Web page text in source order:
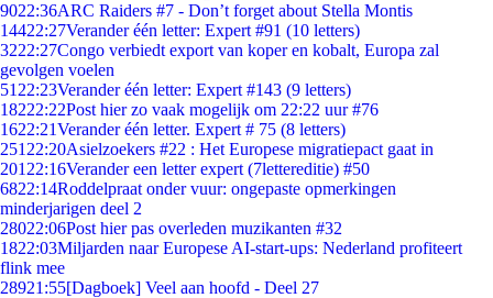
9022:36ARC Raiders #7 - Don’t forget about Stella Montis
14422:27Verander één letter: Expert #91 (10 letters)
3222:27Congo verbiedt export van koper en kobalt, Europa zal
gevolgen voelen
51 22:23Verander één letter: Expert #143 (9 letters)
18222:22Post hier zo vaak mogelijk om 22:22 uur #76
1622:21Verander één letter. Expert # 75 (8 letters)
251 22:20Asielzoekers #22 : Het Europese migratiepact gaat in
201 22:16Verander een letter expert (7lettereditie) #50
6822:14Roddelpraat onder vuur: ongepaste opmerkingen
minderjarigen deel 2
28022:06Post hier pas overleden muzikanten #32
1822:03Miljarden naar Europese AI-start-ups: Nederland profiteert
flink mee
28921:55[Dagboek] Veel aan hoofd - Deel 27